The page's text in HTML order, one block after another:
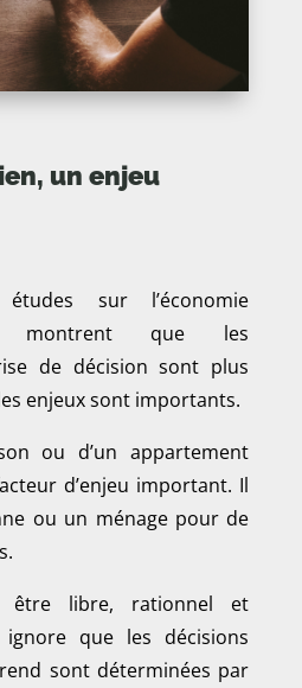
un enjeu
sur l’économie
montrent que les
de décision sont plus
enjeux sont importants.
ou d’un appartement
d’enjeu important. Il
ou un ménage pour de
être libre, rationnel et
que les décisions
sont déterminées par